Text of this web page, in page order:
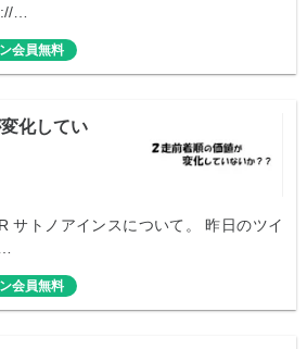
…
会員無料
化してい
サトノアインスについて。 昨日のツイ
会員無料